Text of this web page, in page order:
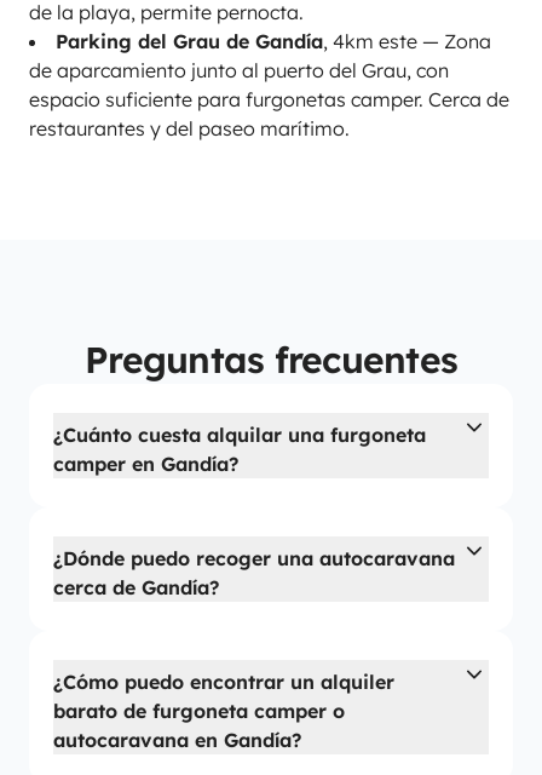
de la playa, permite pernocta.
Parking del Grau de Gandía, 4km este — Zona
de aparcamiento junto al puerto del Grau, con
espacio suficiente para furgonetas camper. Cerca de
restaurantes y del paseo marítimo.
Preguntas frecuentes
¿Cuánto cuesta alquilar una furgoneta
camper en Gandía?
¿Dónde puedo recoger una autocaravana
cerca de Gandía?
¿Cómo puedo encontrar un alquiler
barato de furgoneta camper o
autocaravana en Gandía?